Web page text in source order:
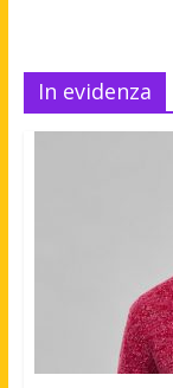
In evidenza